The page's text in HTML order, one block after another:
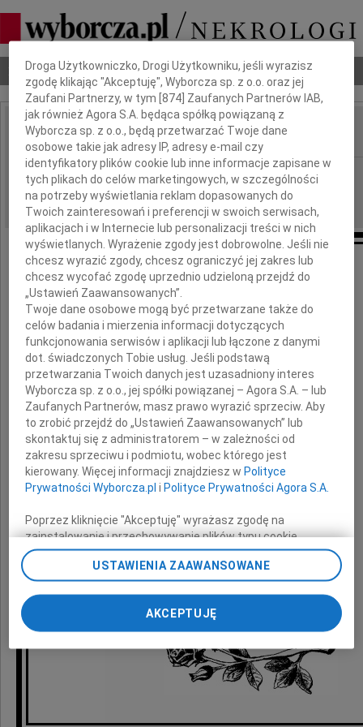
Nekrologi Odeszli Poradnik pogrzebowy
IMIĘ I NAZWISKO:
REGION: Warszawa
DATA EMISJI: 09.10.2009
Beacie i Jackowi Gajdom
wyrazy głębokiego współczucia
z powodu śmierci
Mamy i Teściowej
z Biura Projektów RiTV "Protel? Sp. z o.o.
Dbamy o Twoją prywatność
Droga Użytkowniczko, Drogi Użytkowniku, jeśli wyrazisz
zgodę klikając "Akceptuję", Wyborcza sp. z o.o. oraz jej
Zaufani Partnerzy, w tym [874] Zaufanych Partnerów IAB,
jak również Agora S.A. będąca spółką powiązaną z
Wyborcza sp. z o.o., będą przetwarzać Twoje dane
osobowe takie jak adresy IP, adresy e-mail czy
identyfikatory plików cookie lub inne informacje zapisane w
tych plikach do celów marketingowych, w szczególności
na potrzeby wyświetlania reklam dopasowanych do
Twoich zainteresowań i preferencji w swoich serwisach,
aplikacjach i w Internecie lub personalizacji treści w nich
wyświetlanych. Wyrażenie zgody jest dobrowolne. Jeśli nie
chcesz wyrazić zgody, chcesz ograniczyć jej zakres lub
chcesz wycofać zgodę uprzednio udzieloną przejdź do
„Ustawień Zaawansowanych”.
Twoje dane osobowe mogą być przetwarzane także do
celów badania i mierzenia informacji dotyczących
funkcjonowania serwisów i aplikacji lub łączone z danymi
dot. świadczonych Tobie usług. Jeśli podstawą
przetwarzania Twoich danych jest uzasadniony interes
Wyborcza sp. z o.o., jej spółki powiązanej – Agora S.A. – lub
Zaufanych Partnerów, masz prawo wyrazić sprzeciw. Aby
to zrobić przejdź do „Ustawień Zaawansowanych” lub
skontaktuj się z administratorem – w zależności od
zakresu sprzeciwu i podmiotu, wobec którego jest
kierowany. Więcej informacji znajdziesz wPolityce
Prywatności Wyborcza.pl iPolityce Prywatności Agora S.A.
Poprzez kliknięcie "Akceptuję" wyrażasz zgodę na
zainstalowanie i przechowywanie plików typu cookie
Wyborczej sp. z o. o. jej Zaufanych Partnerów i Agora S.A.
na Twoim urządzeniu końcowym. Możesz też w każdej
chwili zmienić swoje preferencje dot. plików cookie,
ponownie wywołując narzędzie do zarządzania Twoimi
preferencjami dot. przetwarzania danych poprzez
odnośnik „Ustawienia prywatności” w stopce serwisu i
przechodząc do sekcji „Ustawienia zaawansowane”.
Zmiana ustawień plików cookie możliwa jest także za
USTAWIENIA ZAAWANSOWANE
AKCEPTUJĘ